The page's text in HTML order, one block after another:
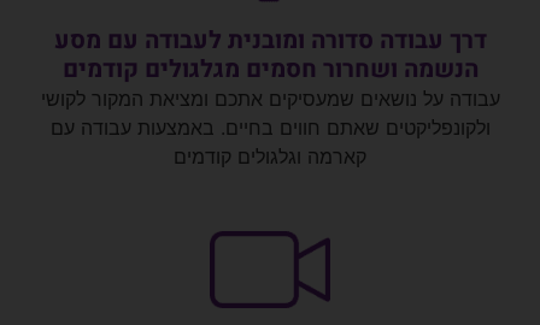
דרך עבודה סדורה ומובנית לעבודה עם מסע
הנשמה ושחרור חסמים מגלגולים קודמים
עבודה על נושאים שמעסיקים אתכם ומציאת המקור לקושי
ולקונפליקטים שאתם חווים בחיים. באמצעות עבודה עם
קארמה וגלגולים קודמים